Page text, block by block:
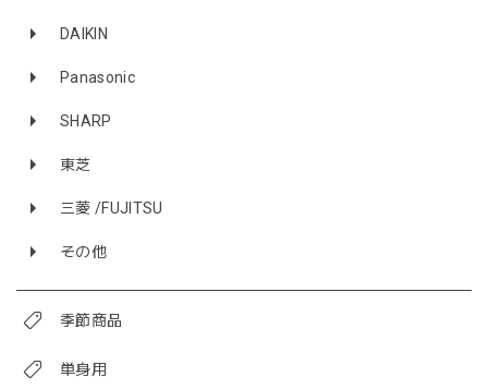
DAIKIN
Panasonic
SHARP
東芝
三菱 /FUJITSU
その他
季節商品
単身用